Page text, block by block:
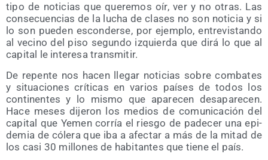
tipo de noti­cias que que­re­mos oír, ver y no otras. Las
con­se­cuen­cias de la lucha de cla­ses no son noti­cia y si
lo son pue­den escon­der­se, por ejem­plo, entre­vis­tan­do
al vecino del piso segun­do izquier­da que dirá lo que al
capi­tal le intere­sa transmitir.
De repen­te nos hacen lle­gar noti­cias sobre com­ba­tes
y situa­cio­nes crí­ti­cas en varios paí­ses de todos los
con­ti­nen­tes y lo mis­mo que apa­re­cen des­apa­re­cen.
Hace meses dije­ron los medios de comu­ni­ca­ción del
capi­tal que Yemen corría el ries­go de pade­cer una epi­
de­mia de cóle­ra que iba a afec­tar a más de la mitad de
los casi 30 millo­nes de habi­tan­tes que tie­ne el país.